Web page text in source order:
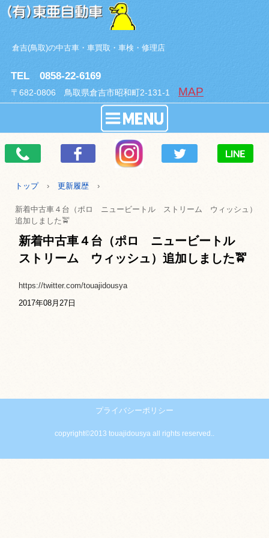
倉吉(鳥取)の中古車・車買取・車検・修理店
TEL 0858-22-6169
〒682-0806 鳥取県倉吉市昭和町2-131-1 MAP
トップ › 更新履歴 ›
新着中古車４台（ポロ ニュービートル ストリーム ウィッシュ）
追加しました🚖
新着中古車４台（ポロ ニュービートル
ストリーム ウィッシュ）追加しました🚖
https://twitter.com/touajidousya
2017年08月27日
プライバシーポリシー
copyright©2013 touajidousya all rights reserved..